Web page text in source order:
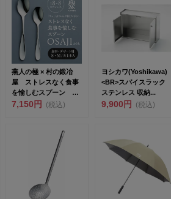
燕人の極 × 村の鍛冶
屋 ストレスなく食事
を愉しむスプーン
OSAJI おさじ<...
7,150円 (税込)
ヨシカワ(Yoshikawa)
<BR>スパイスラック
ステンレス 収納...
9,900円 (税込)